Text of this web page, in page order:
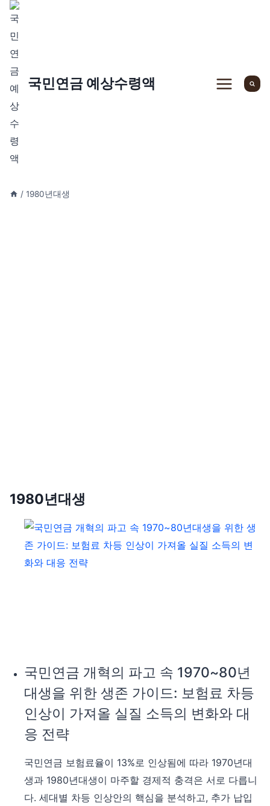
Skip
content
국민연금 예상수령액
/ 1980년대생
1980년대생
국민연금 개혁의 파고 속 1970~80년
대생을 위한 생존 가이드: 보험료 차등
인상이 가져올 실질 소득의 변화와 대
응 전략
국민연금 보험료율이 13%로 인상됨에 따라 1970년대
생과 1980년대생이 마주할 경제적 충격은 서로 다릅니
다. 세대별 차등 인상안의 핵심을 분석하고, 추가 납입